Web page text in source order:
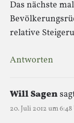
Das nächste
relative
Antworten
Will Sagen
20. Juli 2012 um